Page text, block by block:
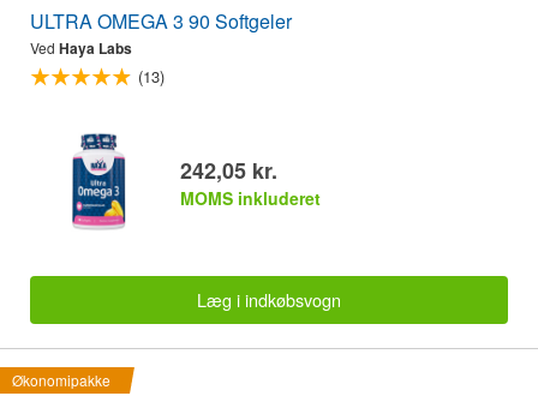
ULTRA OMEGA 3 90 Softgeler
Ved Haya Labs
(13)
242,05 kr.
MOMS inkluderet
Læg i indkøbsvogn
Økonomipakke